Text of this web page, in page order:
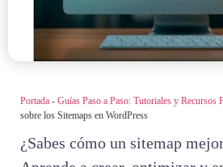
Portada - Guías Paso a Paso: Tutoriales y Recursos
sobre los Sitemaps en WordPress
¿Sabes cómo un sitemap